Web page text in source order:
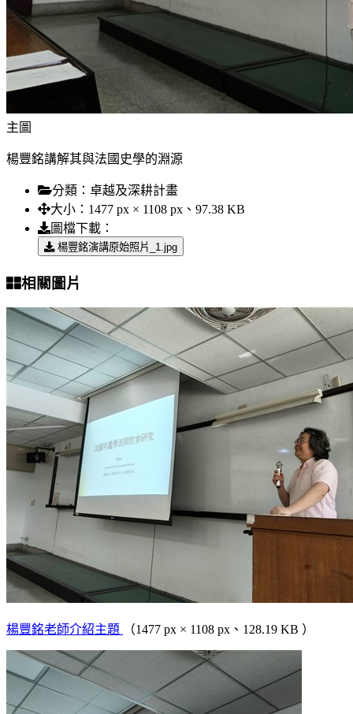
主圖
楊豐銘講解其與法國史學的淵源
分類： 卓越及深耕計畫
大小： 1477 px × 1108 px、97.38 KB
圖檔下載：
楊豐銘演講原始照片_1.jpg
相關圖片
楊豐銘老師介紹主題 （1477 px × 1108 px、128.19 KB ）